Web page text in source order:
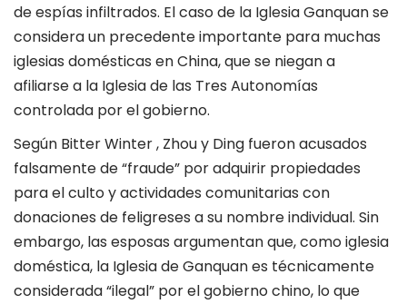
de espías infiltrados. El caso de la Iglesia Ganquan se
considera un precedente importante para muchas
iglesias domésticas en China, que se niegan a
afiliarse a la Iglesia de las Tres Autonomías
controlada por el gobierno.
Según Bitter Winter, Zhou y Ding fueron acusados ​​
falsamente de “fraude” por adquirir propiedades
para el culto y actividades comunitarias con
donaciones de feligreses a su nombre individual. Sin
embargo, las esposas argumentan que, como iglesia
doméstica, la Iglesia de Ganquan es técnicamente
considerada “ilegal” por el gobierno chino, lo que